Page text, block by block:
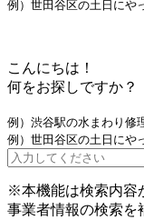
例）世田谷区の土日にや
こんにちは！
何をお探しですか？
例）渋谷駅の水まわり修
例）世田谷区の土日にや
※本機能は検索内容
事業者情報の検索を